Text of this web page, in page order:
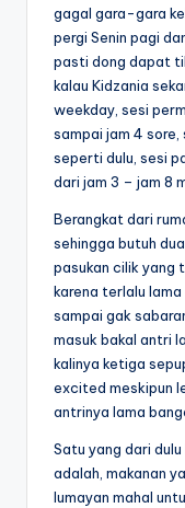
gagal gara-gara
pergi Senin pagi
pasti dong dapat
kalau Kidzania
weekday, sesi
sampai jam 4
seperti dulu, sesi
dari jam 3 – jam 8
Berangkat dari
sehingga butuh
pasukan cilik yang
karena terlalu lama
sampai gak
masuk bakal antri
kalinya ketiga
excited meskipun
antrinya lama
Satu yang dari
adalah, makanan
lumayan mahal